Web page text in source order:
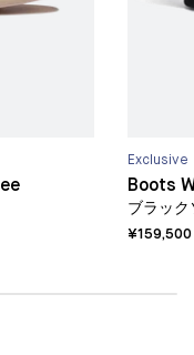
Exclusive
Boots
ブラック
¥159,500